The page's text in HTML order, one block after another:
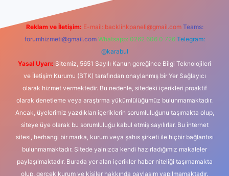
Reklam ve İletişim: E-mail: backlinkpaneli@gmail.com Teams:
forumhizmeti@gmail.com Whatsapp: 0262 606 0 726 Telegram:
@karabul
Yasal Uyarı: Sitemiz, 5651 Sayılı Kanun gereğince Bilgi Teknolojileri
ve İletişim Kurumu (BTK) tarafından onaylanmış bir Yer Sağlayıcı
olarak hizmet vermektedir. Bu nedenle, sitedeki içerikleri proaktif
olarak denetleme veya araştırma yükümlülüğümüz bulunmamaktadır.
Ancak, üyelerimiz yazdıkları içeriklerin sorumluluğunu taşımakta olup,
siteye üye olarak bu sorumluluğu kabul etmiş sayılırlar. Bu internet
sitesi, herhangi bir marka, kurum veya şahıs şirketi ile hiçbir bağlantısı
bulunmamaktadır. Sitede yalnızca kendi hazırladığımız makaleler
paylaşılmaktadır. Burada yer alan içerikler haber niteliği taşımamakta
olup, gerçek kurum ve kişiler hakkında paylaşım yapılmamaktadır.